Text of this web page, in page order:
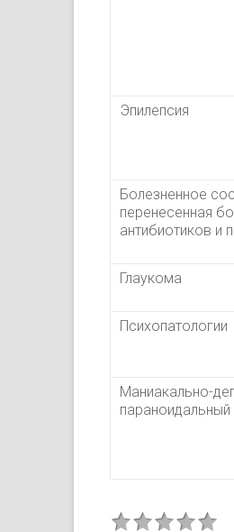
Эпилепсия
Болезненное
перенесенная
антибиотиков и
Глаукома
Психопатологии
Маниакально-
параноидальный